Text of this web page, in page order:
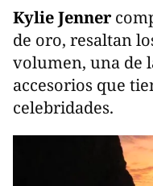
Kylie Jenner
de oro, resaltan
volumen, una de
accesorios que
celebridades.